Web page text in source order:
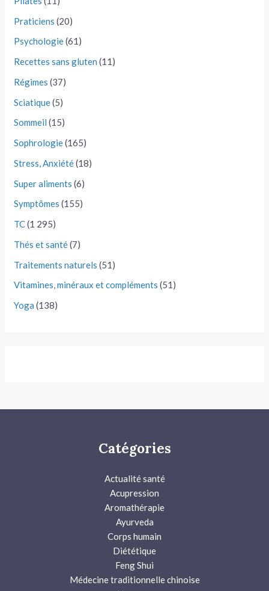
Praticiens (20)
Psychologie(61)
Recettes sans gluten (11)
Régimes (37)
Sciatique(5)
Sommeil (15)
Sophrologie(165)
Stress, Anxiété(18)
Super aliments (6)
Symptômes (155)
TC(1 295)
Thés et santé(7)
Traitements naturels (51)
Vitamines, minéraux et compléments (51)
Yoga (138)
Catégories
Actualité santé
Acupression
Aromathérapie
Ayurveda
Corps humain
Diététique
Feng Shui
Médecine traditionnelle chinoise